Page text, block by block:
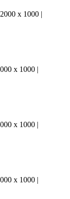
x 1000 |
x 1000 |
x 1000 |
x 1000 |